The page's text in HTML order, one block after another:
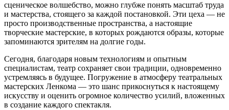
сценическое волшебство, можно глубже понять масштаб труда
и мастерства, стоящего за каждой постановкой. Эти цеха — не
просто производственные пространства, а настоящие
творческие мастерские, в которых рождаются образы, которые
запоминаются зрителям на долгие годы.
Сегодня, благодаря новым технологиям и опытным
специалистам, театр сохраняет свои традиции, одновременно
устремляясь в будущее. Погружение в атмосферу театральных
мастерских Ленкома — это шанс прикоснуться к настоящему
искусству и оценить огромное количество усилий, вложенных
в создание каждого спектакля.